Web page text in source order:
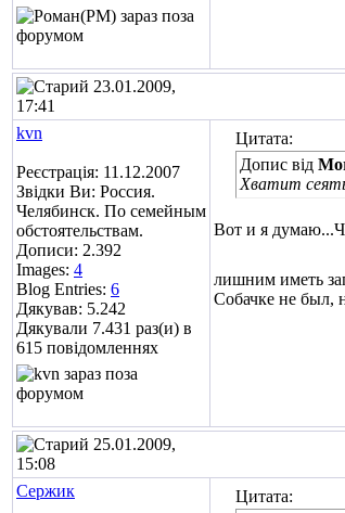
23.01.2009,
17:41
kvn
Реєстрація: 11.12.2007
Звідки Ви: Россия.
Челябинск. По семейным
обстоятельствам.
Дописи: 2.392
Images: 4
Blog Entries: 6
Дякував: 5.242
Дякували 7.431 раз(и) в
615 повідомленнях
Цитата:
Допис від
Хватит
Вот и я
лишним иметь
Собачке не был,
25.01.2009,
15:08
Сержик
Цитата: